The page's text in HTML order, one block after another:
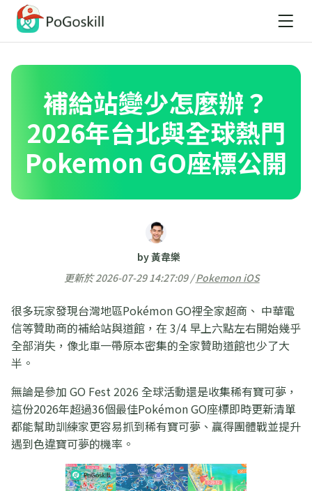
補給站變少怎麼辦？
2026年台北與全球熱門
Pokemon GO座標公開
by 黃韋樂
更新於 2026-07-29 14:27:09 /Pokemon iOS
很多玩家發現台灣地區Pokémon GO裡全家超商、 中華電
信等贊助商的補給站與道館，在 3/4 早上六點左右開始幾乎
全部消失，像北車一帶原本密集的全家贊助道館也少了大
半。
無論是參加 GO Fest 2026 全球活動還是收集稀有寶可夢，
這份2026年超過36個最佳Pokémon GO座標即時更新清單
都能幫助訓練家更容易抓到稀有寶可夢、贏得團體戰並提升
遇到色違寶可夢的機率。